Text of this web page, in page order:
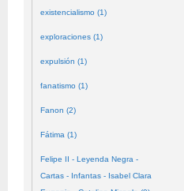
existencialismo (1)
exploraciones (1)
expulsión (1)
fanatismo (1)
Fanon (2)
Fátima (1)
Felipe II - Leyenda Negra -
Cartas - Infantas - Isabel Clara